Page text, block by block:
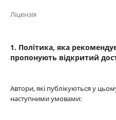
Ліцензія
1. Політика, яка
пропонують відкритий
Автори, які публікуються у
наступними умовами: